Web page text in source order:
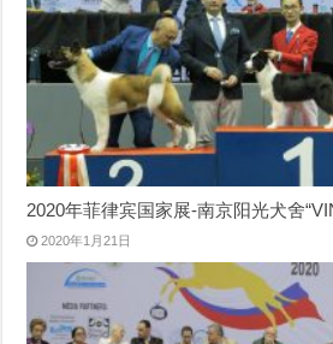
2020年菲律宾国家展-南京阳光犬舍
2020年1月21日